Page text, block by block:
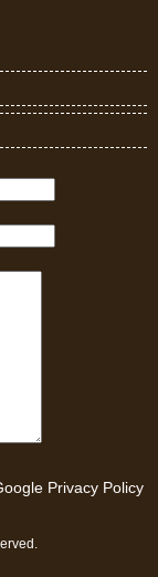
Privacy Policy